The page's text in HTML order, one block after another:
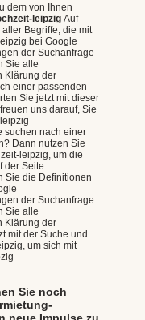
dem von Ihnen
leipzig Auf
Begriffe, die mit
bei Google
der Suchanfrage
Sie alle
Klärung der
einer passenden
Sie jetzt mit dieser
uns darauf, Sie
suchen nach einer
Dann nutzen Sie
leipzig, um die
der Seite
Sie die Definitionen
der Suchanfrage
Sie alle
Klärung der
mit der Suche und
um sich mit
Sie noch
neue Impulse zu